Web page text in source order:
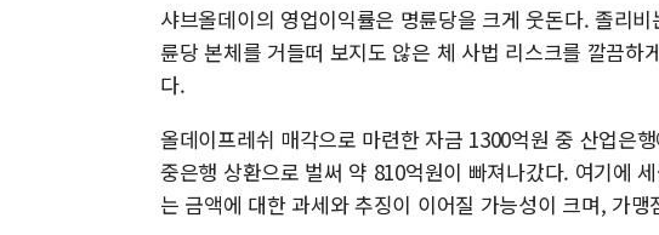
샤브올데이의 영업이익률은 명륜당을 크게 웃돈다. 졸리
륜당 본체를 거들떠 보지도 않은 체 사법 리스크를 깔끔하
다.
올데이프레쉬 매각으로 마련한 자금 1300억원 중 산업은
중은행 상환으로 벌써 약 810억원이 빠져나갔다. 여기에
는 금액에 대한 과세와 추징이 이어질 가능성이 크며, 가